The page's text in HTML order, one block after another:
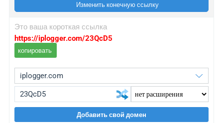
Изменить конечную ссылку
Это ваша короткая ссылка
https://iplogger.com/23QcD5
копировать
Добавить свой домен